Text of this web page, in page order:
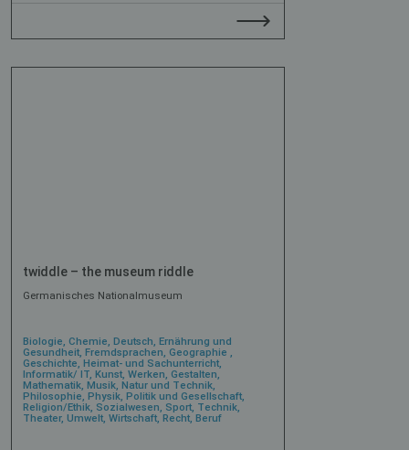
twiddle – the museum riddle
Germanisches Nationalmuseum
Biologie, Chemie, Deutsch, Ernährung und
Gesundheit, Fremdsprachen, Geographie ,
Geschichte, Heimat- und Sachunterricht,
Informatik/ IT, Kunst, Werken, Gestalten,
Mathematik, Musik, Natur und Technik,
Philosophie, Physik, Politik und Gesellschaft,
Religion/Ethik, Sozialwesen, Sport, Technik,
Theater, Umwelt, Wirtschaft, Recht, Beruf